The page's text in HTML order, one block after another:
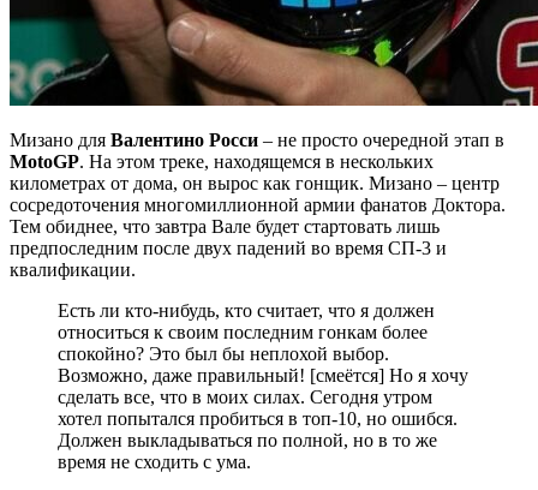
Мизано для Валентино Росси – не просто очередной этап в
MotoGP. На этом треке, находящемся в нескольких
километрах от дома, он вырос как гонщик. Мизано – центр
сосредоточения многомиллионной армии фанатов Доктора.
Тем обиднее, что завтра Вале будет стартовать лишь
предпоследним после двух падений во время СП-3 и
квалификации.
Есть ли кто-нибудь, кто считает, что я должен
относиться к своим последним гонкам более
спокойно? Это был бы неплохой выбор.
Возможно, даже правильный! [смеётся] Но я хочу
сделать все, что в моих силах. Сегодня утром
хотел попытался пробиться в топ-10, но ошибся.
Должен выкладываться по полной, но в то же
время не сходить с ума.